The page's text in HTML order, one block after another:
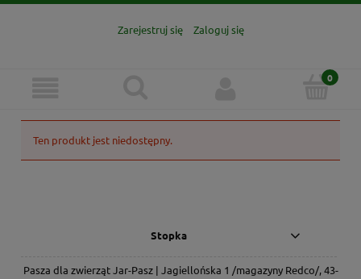
Zarejestruj się Zaloguj się
Ten produkt jest niedostępny.
Stopka
Pasza dla zwierząt Jar-Pasz | Jagiellońska 1 /magazyny Redco/, 43-